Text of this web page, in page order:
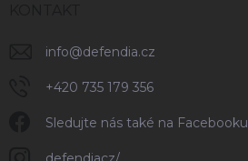
info@defendia.cz
+420 735 179 356
Sledujte nás také na Facebooku